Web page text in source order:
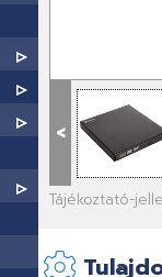
<
Tájékoztató-